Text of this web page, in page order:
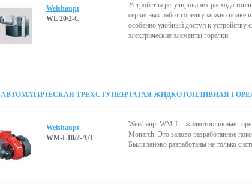
Weishaupt
WL 20/2-C
Устройства регулирования расхода
сервисных работ горелку можно
особенно удобный доступ к
электрические элементы горелки.
АВТОМАТИЧЕСКАЯ ТРЕХСТУПЕНЧАТАЯ ЖИДКОТОПЛИВНАЯ
Weishaupt
WM-L10/2-A/T
Weishaupt WM-L - жидкотопливные
Monarch. Это заново разработанное
Были заново разработаны не только